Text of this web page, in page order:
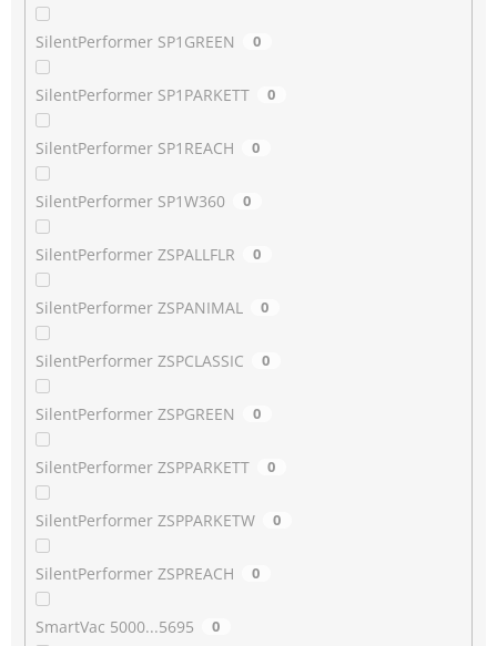
SilentPerformer SP1GREEN 0
SilentPerformer SP1PARKETT 0
SilentPerformer SP1REACH 0
SilentPerformer SP1W360 0
SilentPerformer ZSPALLFLR 0
SilentPerformer ZSPANIMAL 0
SilentPerformer ZSPCLASSIC 0
SilentPerformer ZSPGREEN 0
SilentPerformer ZSPPARKETT 0
SilentPerformer ZSPPARKETW 0
SilentPerformer ZSPREACH 0
SmartVac 5000...5695 0